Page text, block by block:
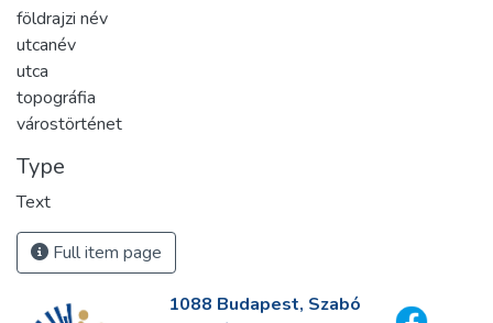
földrajzi név
utcanév
utca
topográfia
várostörténet
Type
Text
Full item page
1088 Budapest, Szabó